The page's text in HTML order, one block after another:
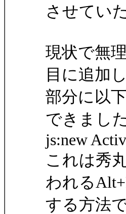
させてい
現状で無
目に追加
部分に以
できました
js:new
これは秀
われる
する方法